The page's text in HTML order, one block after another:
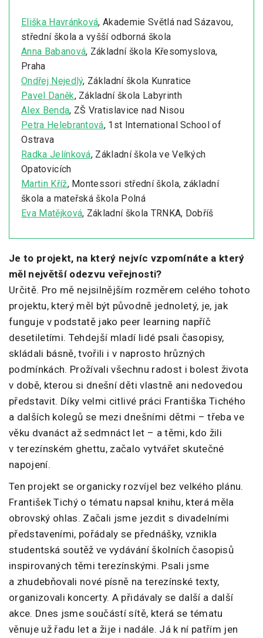
Eliška Havránková, Akademie Světlá nad Sázavou,
střední škola a vyšší odborná škola
Anna Babanová, Základní škola Křesomyslova,
Praha
Ondřej Nejedlý, Základní škola Kunratice
Pavel Daněk, Základní škola Labyrinth
Alex Benda, ZŠ Vratislavice nad Nisou
Petra Helebrantová, 1st International School of
Ostrava
Radka Jelínková, Základní škola ve Velkých
Opatovicích
Martin Kříž, Montessori střední škola, základní
škola a mateřská škola Polná
Eva Matějková, Základní škola TRNKA, Dobříš
Je to projekt, na který nejvíc vzpomínáte a který
měl největší odezvu veřejnosti?
Určitě. Pro mě nejsilnějším rozměrem celého tohoto
projektu, který měl být původně jednoletý, je, jak
funguje v podstatě jako peer learning napříč
desetiletími. Tehdejší mladí lidé psali časopisy,
skládali básně, tvořili i v naprosto hrůzných
podmínkách. Prožívali všechnu radost i bolest života
v době, kterou si dnešní děti vlastně ani nedovedou
představit. Díky velmi citlivé práci Františka Tichého
a dalších kolegů se mezi dnešními dětmi – třeba ve
věku dvanáct až sedmnáct let – a těmi, kdo žili
v terezínském ghettu, začalo vytvářet skutečné
napojení.
Ten projekt se organicky rozvíjel bez velkého plánu.
František Tichý o tématu napsal knihu, která měla
obrovský ohlas. Začali jsme jezdit s divadelními
představeními, pořádaly se přednášky, vznikla
studentská soutěž ve vydávání školních časopisů
inspirovaných těmi terezínskými. Psali jsme
a zhudebňovali nové písně na terezínské texty,
organizovali koncerty. A přidávaly se další a další
akce. Dnes jsme součástí sítě, která se tématu
věnuje už řadu let a žije i nadále. Já k ní patřím jen